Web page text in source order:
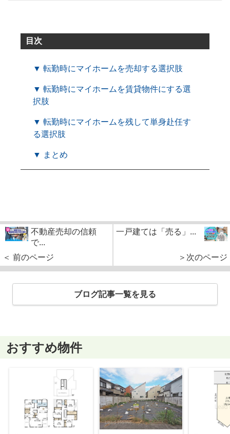
目次
▼ 転勤時にマイホームを売却する選択肢
▼ 転勤時にマイホームを賃貸物件にする選
択肢
▼ 転勤時にマイホームを残して単身赴任す
る選択肢
▼ まとめ
不動産売却の信頼
で...
＜ 前のページ
一戸建ては「売る」...
＞次のページ
ブログ記事一覧を見る
おすすめ物件